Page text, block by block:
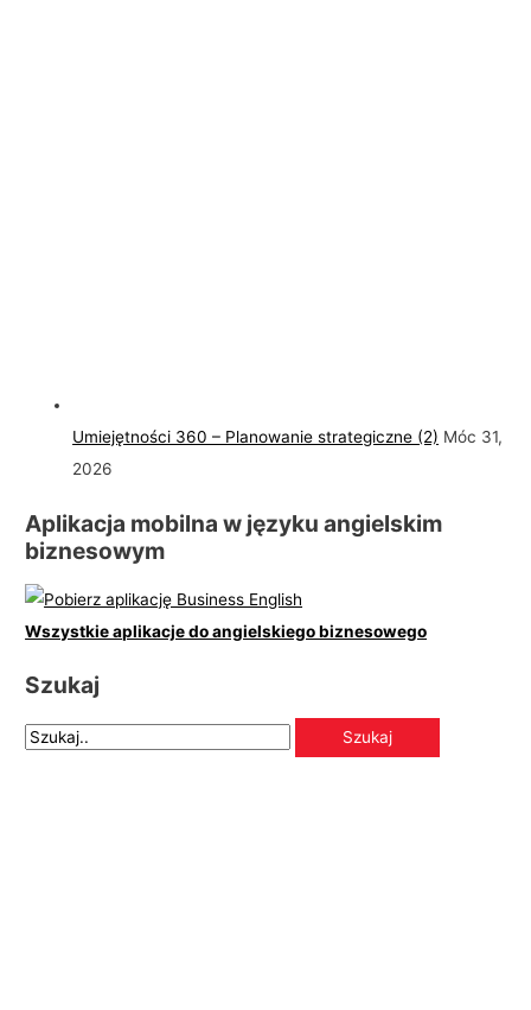
Umiejętności 360 – Planowanie strategiczne (2) Móc 31,
2026
Aplikacja mobilna w języku angielskim
biznesowym
Wszystkie aplikacje do angielskiego biznesowego
Szukaj